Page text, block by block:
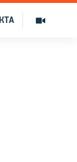
КТА